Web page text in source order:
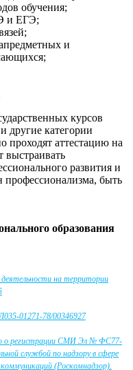
обучения;
и ЕГЭ;
и
курсов
другие категории
проходят аттестацию на
развития и
профессионализма, быть
образования
деятельности на территории
01271-78/00346927
о регистрации СМИ Эл № ФС77-
службой по надзору в сфере
(Роскомнадзор).